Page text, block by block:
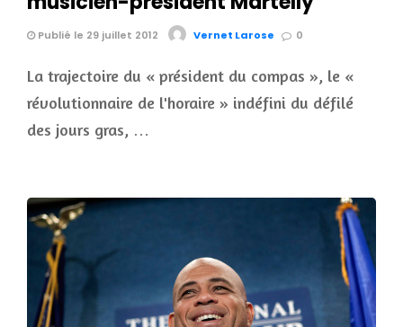
Publié le 29 juillet 2012 Vernet Larose 0
La trajectoire du « président du compas », le «
révolutionnaire de l'horaire » indéfini du défilé
des jours gras, …